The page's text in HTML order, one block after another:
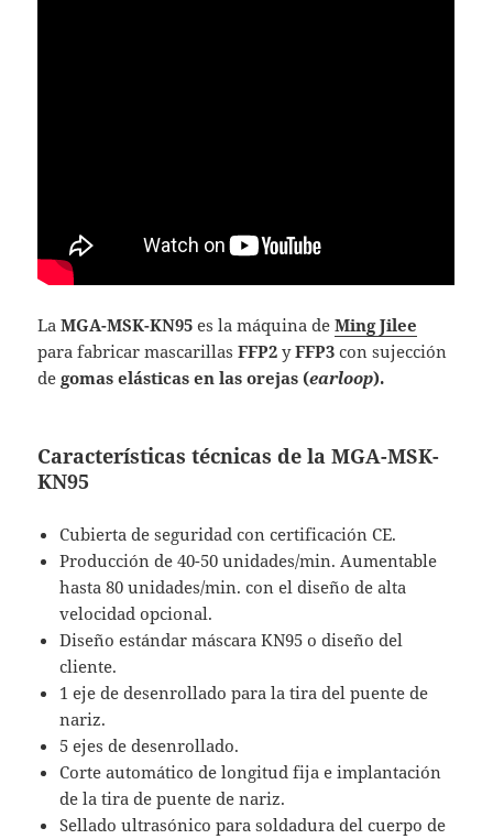
LaMGA-MSK-KN95 es la máquina deMing Jilee
para fabricar mascarillasFFP2 yFFP3 con sujección
degomas elásticas en las orejas (earloop).
Características técnicas de la MGA-MSK-
KN95
Cubierta de seguridad con certificación CE.
Producción de 40-50 unidades/min. Aumentable
hasta 80 unidades/min. con el diseño de alta
velocidad opcional.
Diseño estándar máscara KN95 o diseño del
cliente.
1 eje de desenrollado para la tira del puente de
nariz.
5 ejes de desenrollado.
Corte automático de longitud fija e implantación
de la tira de puente de nariz.
Sellado ultrasónico para soldadura del cuerpo de